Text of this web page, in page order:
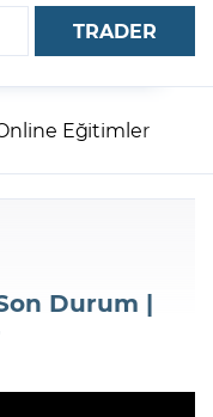
TRADER
Eğitimler
Durum |